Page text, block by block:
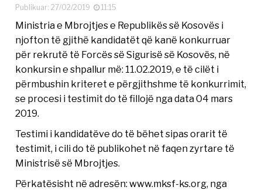
Publikuar: 27/02/2019
11:15
Ministria e Mbrojtjes e Republikës së Kosovës i
njofton të gjithë kandidatët që kanë konkurruar
për rekrutë të Forcës së Sigurisë së Kosovës, në
konkursin e shpallur më: 11.02.2019, e të cilët i
përmbushin kriteret e përgjithshme të konkurrimit,
se procesi i testimit do të fillojë nga data 04 mars
2019.
Testimi i kandidatëve do të bëhet sipas orarit të
testimit, i cili do të publikohet në faqen zyrtare të
Ministrisë së Mbrojtjes.
Përkatësisht në adresën: www.mksf-ks.org, nga